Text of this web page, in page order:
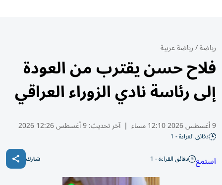
رياضة/رياضة عربية
فلاح حسن يقترب من العودة
إلى رئاسة نادي الزوراء العراقي
9 أغسطس 2026 12:10 مساء | آخر تحديث:9 أغسطس 12:26 2026
دقائق القراءة - 1
استمع دقائق القراءة - 1 شارك